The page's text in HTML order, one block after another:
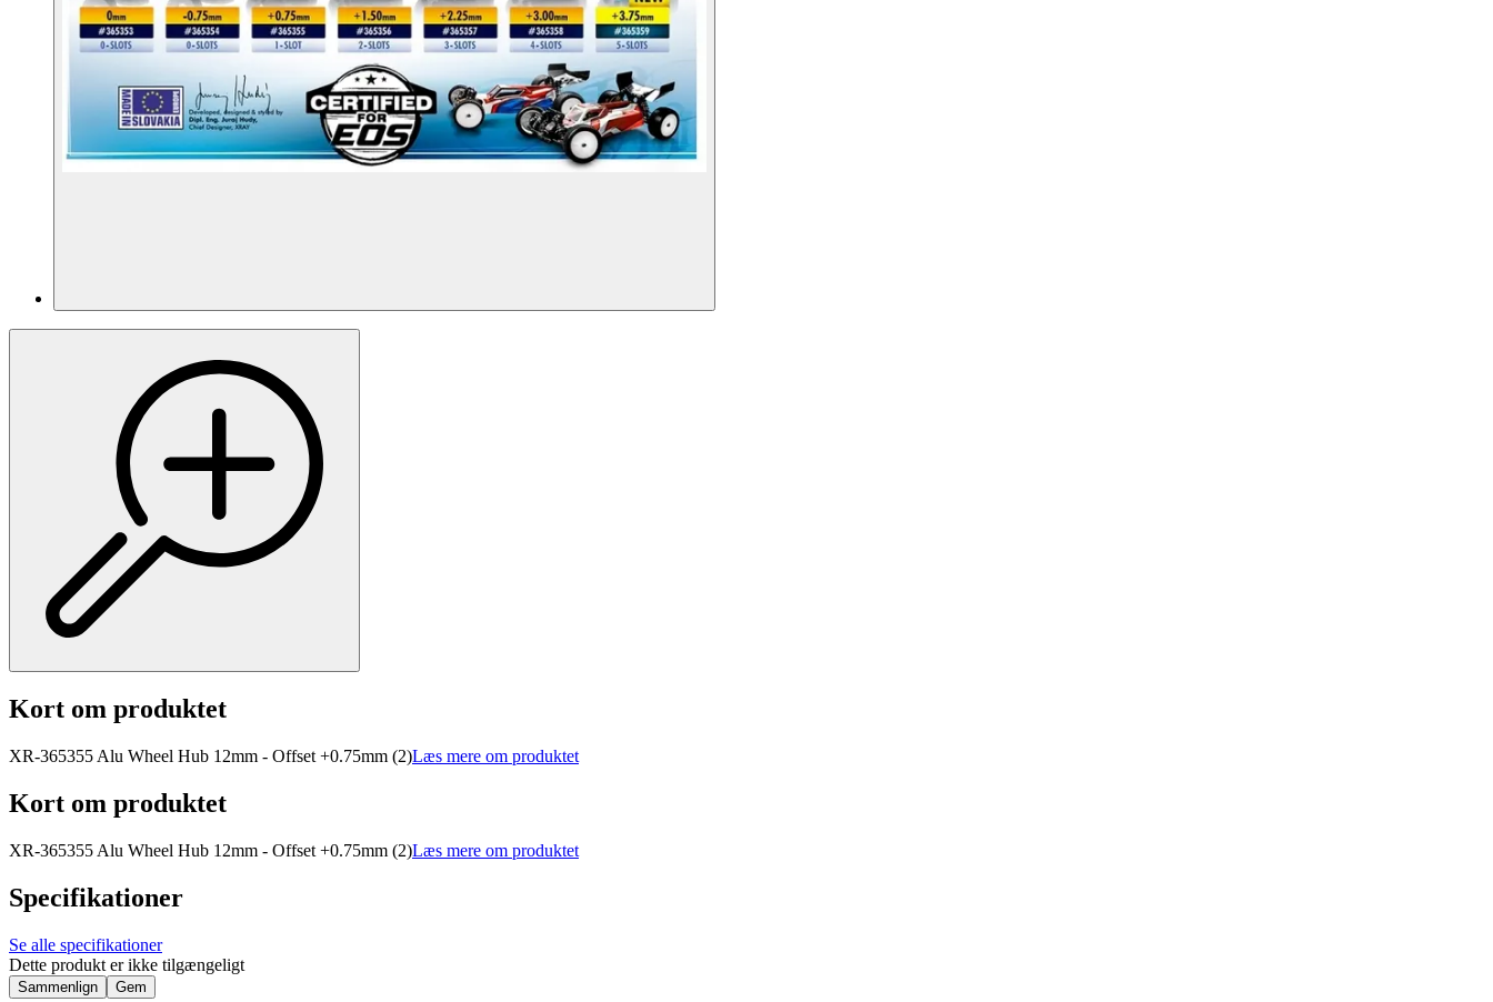
Kort om produktet
XR-365355 Alu Wheel Hub 12mm - Offset +0.75mm (2)Læs mere om produktet
Kort om produktet
XR-365355 Alu Wheel Hub 12mm - Offset +0.75mm (2)Læs mere om produktet
Specifikationer
Se alle specifikationer
Dette produkt er ikke tilgængeligt
Sammenlign Gem